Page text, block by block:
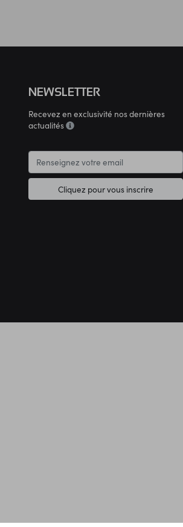
NEWSLETTER
Recevez en exclusivité nos dernières
actualités
Cliquez pour vous inscrire